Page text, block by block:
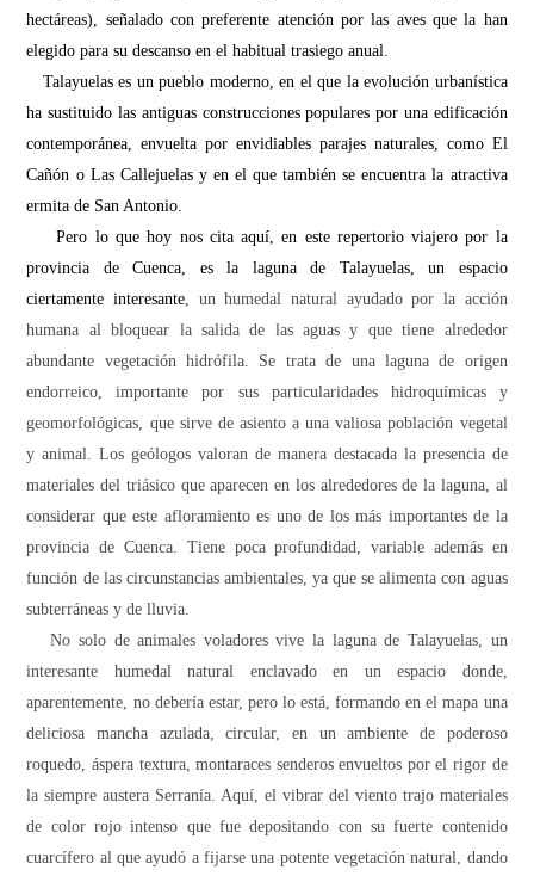
hectáreas), señalado con preferente atención por las aves que la han
elegido para su descanso en el habitual trasiego anual.
Talayuelas es un pueblo moderno, en el que la evolución urbanística
ha sustituido las antiguas construcciones populares por una edificación
contemporánea, envuelta por envidiables parajes naturales, como El
Cañón o Las Callejuelas y en el que también se encuentra la atractiva
ermita de San Antonio.
Pero lo que hoy nos cita aquí, en este repertorio viajero por la
provincia de Cuenca, es la laguna de Talayuelas, un espacio
ciertamente interesante, un humedal natural ayudado por la acción
humana al bloquear la salida de las aguas y que tiene alrededor
abundante vegetación hidrófila. Se trata de una laguna de origen
endorreico, importante por sus particularidades hidroquímicas y
geomorfológicas, que sirve de asiento a una valiosa población vegetal
y animal. Los geólogos valoran de manera destacada la presencia de
materiales del triásico que aparecen en los alrededores de la laguna, al
considerar que este afloramiento es uno de los más importantes de la
provincia de Cuenca. Tiene poca profundidad, variable además en
función de las circunstancias ambientales, ya que se alimenta con aguas
subterráneas y de lluvia.
No solo de animales voladores vive la laguna de Talayuelas, un
interesante humedal natural enclavado en un espacio donde,
aparentemente, no debería estar, pero lo está, formando en el mapa una
deliciosa mancha azulada, circular, en un ambiente de poderoso
roquedo, áspera textura, montaraces senderos envueltos por el rigor de
la siempre austera Serranía. Aquí, el vibrar del viento trajo materiales
de color rojo intenso que fue depositando con su fuerte contenido
cuarcífero al que ayudó a fijarse una potente vegetación natural, dando